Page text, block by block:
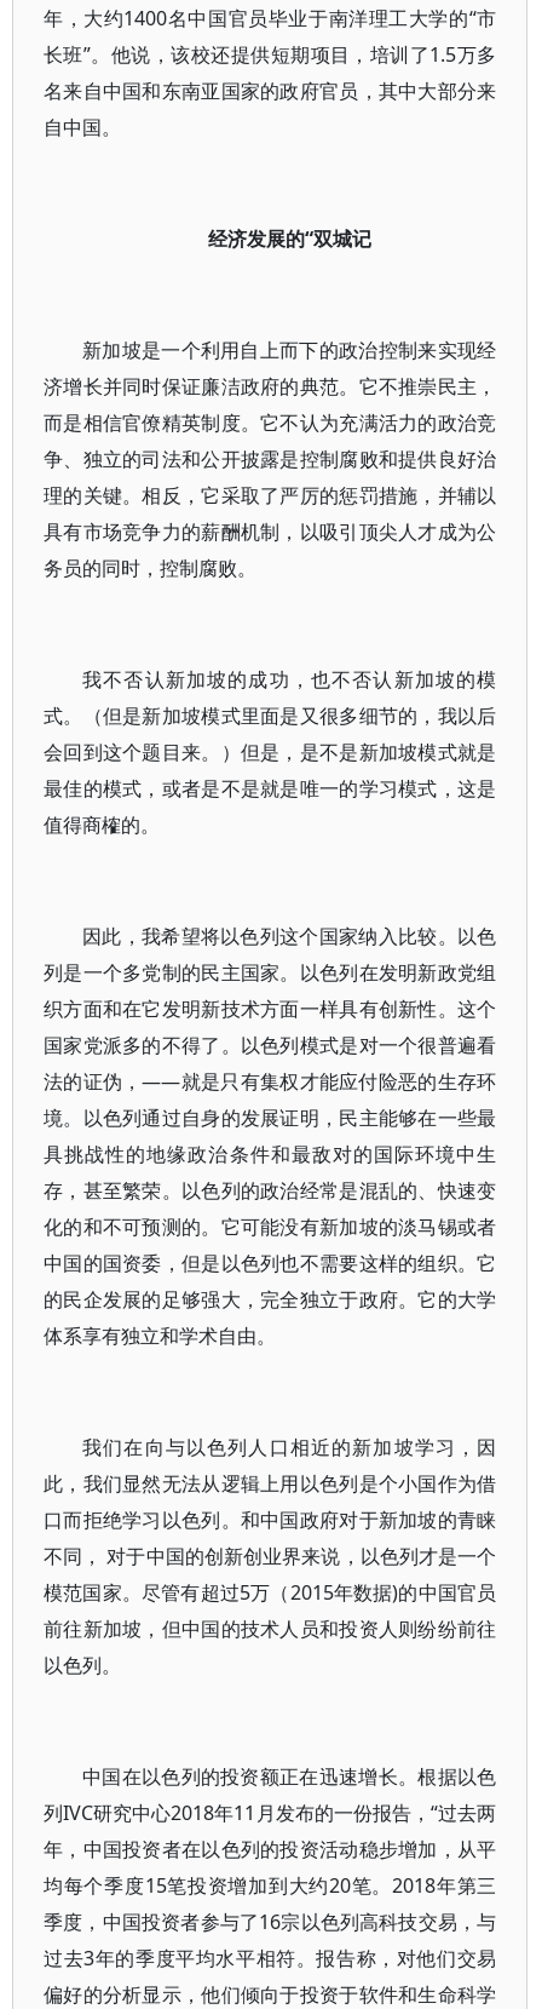
年，大约1400名中国官员毕业于南洋理工大学的“市
长班”。他说，该校还提供短期项目，培训了1.5万多
名来自中国和东南亚国家的政府官员，其中大部分来
自中国。
经济发展的“双城记
新加坡是一个利用自上而下的政治控制来实现经
济增长并同时保证廉洁政府的典范。它不推崇民主，
而是相信官僚精英制度。它不认为充满活力的政治竞
争、独立的司法和公开披露是控制腐败和提供良好治
理的关键。相反，它采取了严厉的惩罚措施，并辅以
具有市场竞争力的薪酬机制，以吸引顶尖人才成为公
务员的同时，控制腐败。
我不否认新加坡的成功，也不否认新加坡的模
式。（但是新加坡模式里面是又很多细节的，我以后
会回到这个题目来。）但是，是不是新加坡模式就是
最佳的模式，或者是不是就是唯一的学习模式，这是
值得商榷的。
因此，我希望将以色列这个国家纳入比较。以色
列是一个多党制的民主国家。以色列在发明新政党组
织方面和在它发明新技术方面一样具有创新性。这个
国家党派多的不得了。以色列模式是对一个很普遍看
法的证伪，——就是只有集权才能应付险恶的生存环
境。以色列通过自身的发展证明，民主能够在一些最
具挑战性的地缘政治条件和最敌对的国际环境中生
存，甚至繁荣。以色列的政治经常是混乱的、快速变
化的和不可预测的。它可能没有新加坡的淡马锡或者
中国的国资委，但是以色列也不需要这样的组织。它
的民企发展的足够强大，完全独立于政府。它的大学
体系享有独立和学术自由。
我们在向与以色列人口相近的新加坡学习，因
此，我们显然无法从逻辑上用以色列是个小国作为借
口而拒绝学习以色列。和中国政府对于新加坡的青睐
不同， 对于中国的创新创业界来说，以色列才是一个
模范国家。尽管有超过5万（2015年数据)的中国官员
前往新加坡，但中国的技术人员和投资人则纷纷前往
以色列。
中国在以色列的投资额正在迅速增长。根据以色
列IVC研究中心2018年11月发布的一份报告，“过去两
年，中国投资者在以色列的投资活动稳步增加，从平
均每个季度15笔投资增加到大约20笔。2018年第三
季度，中国投资者参与了16宗以色列高科技交易，与
过去3年的季度平均水平相符。报告称，对他们交易
偏好的分析显示，他们倾向于投资于软件和生命科学